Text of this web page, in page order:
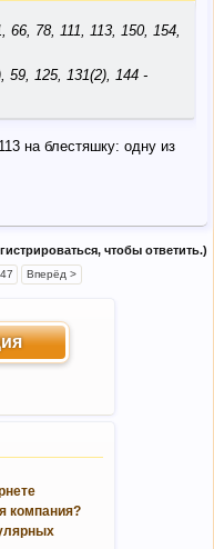
78, 111, 113, 150, 154,
59, 125, 131(2), 144 -
на блестяшку: одну из
чтобы ответить.)
47 Вперёд >
компания?